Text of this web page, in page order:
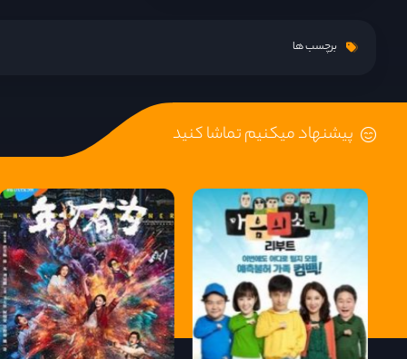
برچسب ها
پیشنهاد میکنیم تماشا کنید